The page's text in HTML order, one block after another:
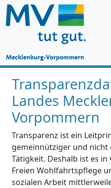
Landes
Vorpommern
Transparenz ist ein
gemeinnütziger und nicht
Tätigkeit. Deshalb ist es
Freien Wohlfahrtspflege
sozialen Arbeit